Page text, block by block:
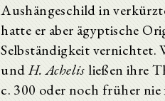
Aushängeschild in
hatte er aber ägyptische
Selbständigkeit vernichtet.
undH. Achelisließen ihre
c. 300 oder noch früher